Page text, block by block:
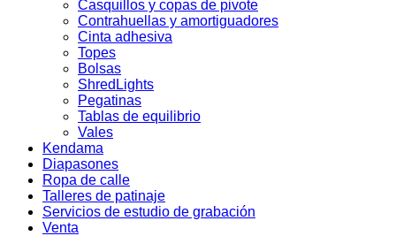
Casquillos y copas de pivote
Contrahuellas y amortiguadores
Cinta adhesiva
Topes
Bolsas
ShredLights
Pegatinas
Tablas de equilibrio
Vales
Kendama
Diapasones
Ropa de calle
Talleres de patinaje
Servicios de estudio de grabación
Venta